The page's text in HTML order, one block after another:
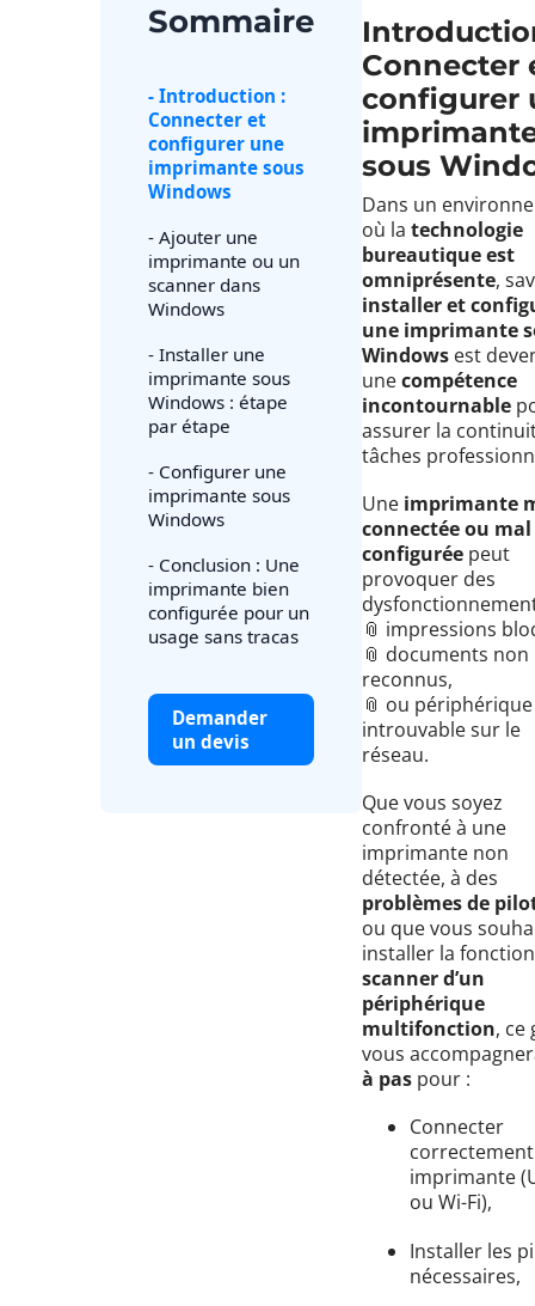
Sommaire
- Introduction :
Connecter et
configurer une
imprimante sous
Windows
- Ajouter une
imprimante ou un
scanner dans
Windows
- Installer une
imprimante sous
Windows : étape
par étape
- Configurer une
imprimante sous
Windows
- Conclusion : Une
imprimante bien
configurée pour un
usage sans tracas
Demander
un devis
Connecter
configurer
sous
Dans un
où la technologie
bureautique est
omniprésente,
installer et
une imprimante
Windows est
unecompétence
incontournable
assurer la
tâches
Une imprimante
connectée ou mal
configurée peut
provoquer des
📎 impressions
📎 documents non
reconnus,
📎 ou périphérique
introuvable sur le
réseau.
Que vous soyez
confronté à une
imprimante non
détectée, à des
problèmes de
ou que vous
installer la fonction
scanner d’un
périphérique
multifonction, ce
vous
à pas pour :
Connecter
imprimante
ou Wi-Fi),
Installer les
nécessaires,